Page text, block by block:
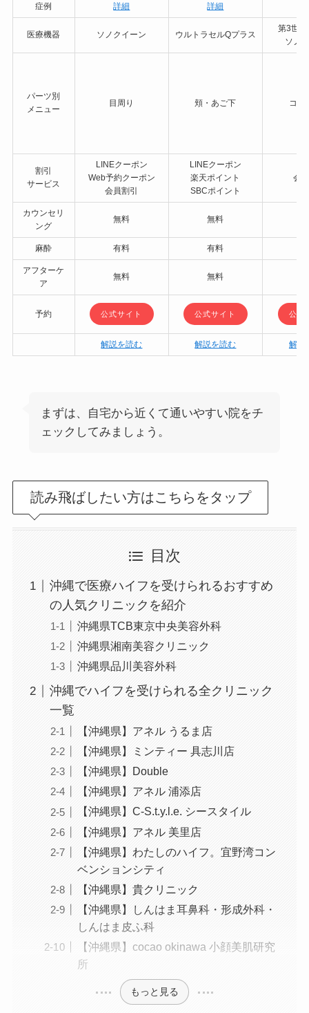
症例 詳細 詳細
医療機器 ソノクイーン ウルトラセルQプラス
第3世
ソノ
パーツ別
メニュー
目周り 頬・あご下
コメ
割引
サービス
LINEクーポン
Web予約クーポン
会員割引
LINEクーポン
楽天ポイント
SBCポイント
会
カウンセリ
ング
無料 無料
麻酔 有料 有料
アフターケ
ア
無料 無料
予約 公式サイト 公式サイト 公式
解説を読む 解説を読む 解説
まずは、自宅から近くて通いやすい院をチ
ェックしてみましょう。
読み飛ばしたい方はこちらをタップ
目次
沖縄で医療ハイフを受けられるおすすめ
の人気クリニックを紹介
沖縄県TCB東京中央美容外科
沖縄県湘南美容クリニック
沖縄県品川美容外科
沖縄でハイフを受けられる全クリニック
一覧
【沖縄県】アネル うるま店
【沖縄県】ミンティー 具志川店
【沖縄県】Double
【沖縄県】アネル 浦添店
【沖縄県】C-S.t.y.l.e. シースタイル
【沖縄県】アネル 美里店
【沖縄県】わたしのハイフ。宜野湾コン
ベンションシティ
【沖縄県】貴クリニック
【沖縄県】しんはま耳鼻科・形成外科・
しんはま皮ふ科
【沖縄県】cocao okinawa 小顔美肌研究
所
もっと見る